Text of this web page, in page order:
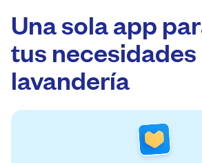
Una sola app
tus necesidades
lavandería